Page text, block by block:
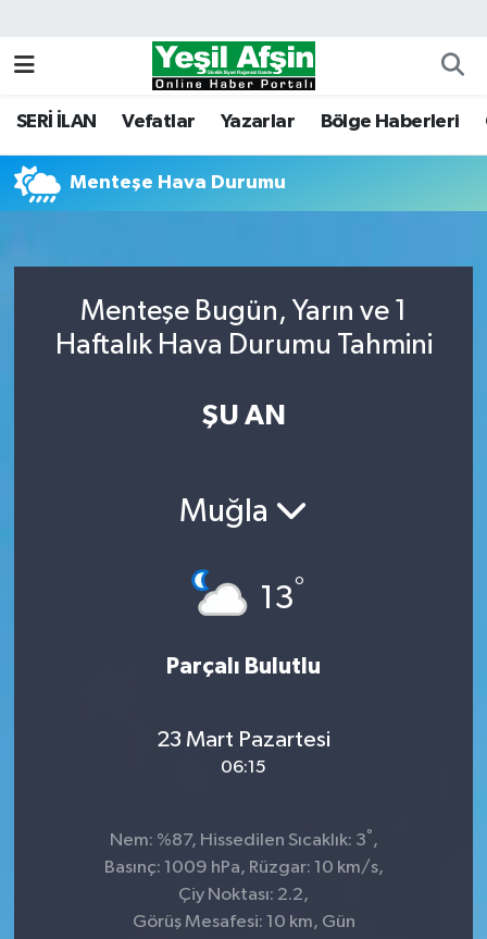
SERİ İLAN Vefatlar Yazarlar Bölge Haberleri
Menteşe Hava Durumu
Menteşe Bugün, Yarın ve 1
Haftalık Hava Durumu Tahmini
ŞU AN
Muğla
13°
Parçalı Bulutlu
23 Mart Pazartesi
06:15
Nem: %87, Hissedilen Sıcaklık: 3°,
Basınç: 1009 hPa, Rüzgar: 10 km/s,
Çiy Noktası: 2.2,
Görüş Mesafesi: 10 km, Gün
Kahramanmaraş Nöbetçi Eczaneler
Kahramanmaraş Namaz Vakitleri
Süper Lig Puan Durumu ve Fikstür
Tüm Manşetler
Son Dakika Haberleri